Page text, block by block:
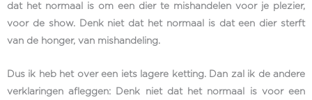
dat het normaal is om een dier te mishandelen voor je plezier,
voor de show. Denk niet dat het normaal is dat een dier sterft
van de honger, van mishandeling.
Dus ik heb het over een iets lagere ketting. Dan zal ik de andere
verklaringen afleggen: Denk niet dat het normaal is voor een